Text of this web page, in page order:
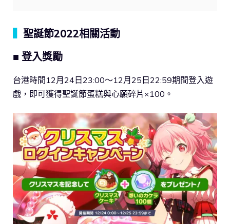
聖誕節2022相關活動
■ 登入獎勵
台港時間12月24日23:00～12月25日22:59期間登入遊
戲，即可獲得聖誕節蛋糕與心願碎片×100。